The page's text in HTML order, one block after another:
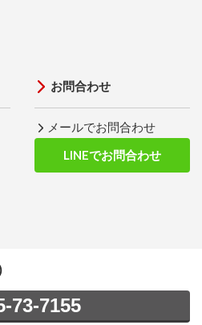
お問合わせ
メールでお問合わせ
LINEでお問合わせ
73-7155